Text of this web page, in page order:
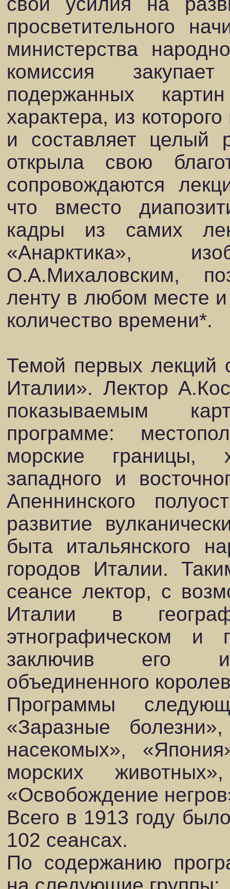
просветительного
министерства
комиссия
подержанных картин
характера, из
и составляет целый
открыла свою
сопровождаются
что вместо
кадры из самих
«Анарктика»,
О.А.Михаловским,
ленту в любом месте
количество времени*.
Темой первых лекций
Италии». Лектор
показываемым
программе:
морские границы,
западного и
Апеннинского
развитие
быта итальянского
городов Италии.
сеансе лектор, с
Италии в
этнографическом и
заключив его
объединенного
Программы
«Заразные
насекомых»,
морских
«Освобождение
Всего в 1913 году
102 сеансах.
По содержанию